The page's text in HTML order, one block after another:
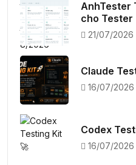
AnhTester
cho Tester
21/07/2026
Claude
16/07/2026
Codex
16/07/2026